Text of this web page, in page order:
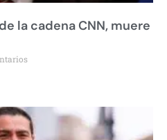
la cadena CNN, muere